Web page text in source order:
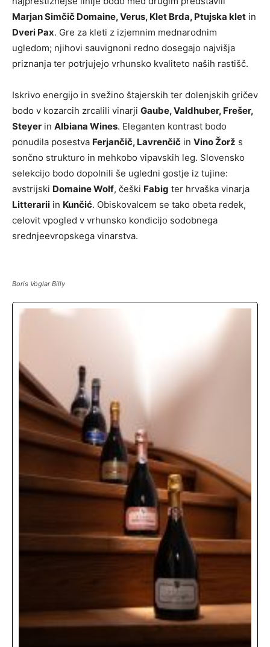
Marjan Simčič Domaine, Verus, Klet Brda, Ptujska klet in
Dveri Pax. Gre za kleti z izjemnim mednarodnim
ugledom; njihovi sauvignoni redno dosegajo najvišja
priznanja ter potrjujejo vrhunsko kvaliteto naših rastišč.
Iskrivo energijo in svežino štajerskih ter dolenjskih gričev
bodo v kozarcih zrcalili vinarji Gaube, Valdhuber, Frešer,
Steyer in Albiana Wines. Eleganten kontrast bodo
ponudila posestva Ferjančič, Lavrenčič in Vino Žorž s
sončno strukturo in mehkobo vipavskih leg. Slovensko
selekcijo bodo dopolnili še ugledni gostje iz tujine:
avstrijski Domaine Wolf, češki Fabig ter hrvaška vinarja
Litterarii in Kunčić. Obiskovalcem se tako obeta redek,
celovit vpogled v vrhunsko kondicijo sodobnega
srednjeevropskega vinarstva.
Boris Voglar Billy